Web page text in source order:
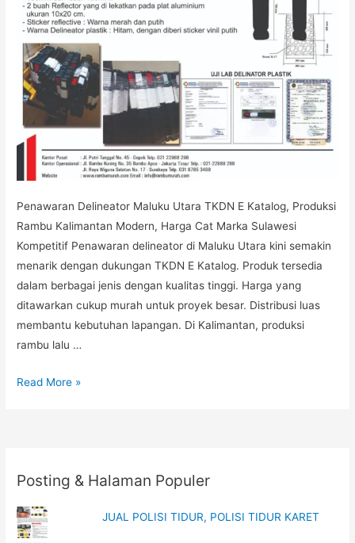
Penawaran Delineator Maluku Utara TKDN E Katalog, Produksi
Rambu Kalimantan Modern, Harga Cat Marka Sulawesi
Kompetitif Penawaran delineator di Maluku Utara kini semakin
menarik dengan dukungan TKDN E Katalog. Produk tersedia
dalam berbagai jenis dengan kualitas tinggi. Harga yang
ditawarkan cukup murah untuk proyek besar. Distribusi luas
membantu kebutuhan lapangan. Di Kalimantan, produksi
rambu lalu …
Penawaran
E
Produksi
Rambu
Read More »
Posting & Halaman Populer
JUAL POLISI TIDUR, POLISI TIDUR KARET